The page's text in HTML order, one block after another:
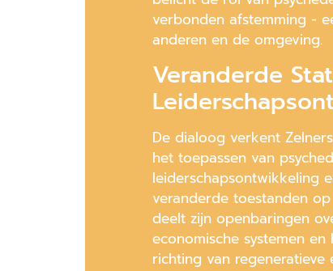
verbonden afstemming -
anderen en de omgeving.
Veranderde
De dialoog verkent
het toepassen van
leiderschapsontwikkeling
veranderde toestanden
deelt zijn openbaringen
economische systemen
richting van regeneratieve